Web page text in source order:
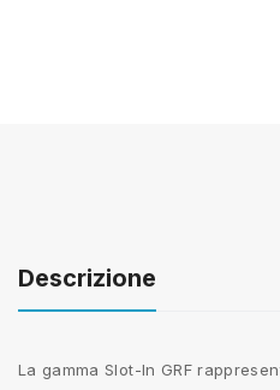
Descrizione
La gamma Slot-In GRF